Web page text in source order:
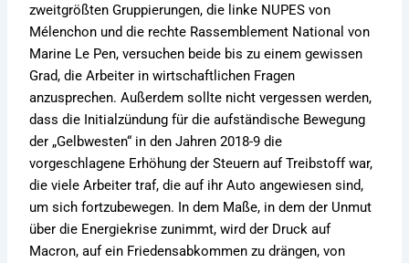
zweitgrößten Gruppierungen, die linke NUPES von
Mélenchon und die rechte Rassemblement National von
Marine Le Pen, versuchen beide bis zu einem gewissen
Grad, die Arbeiter in wirtschaftlichen Fragen
anzusprechen. Außerdem sollte nicht vergessen werden,
dass die Initialzündung für die aufständische Bewegung
der „Gelbwesten“ in den Jahren 2018-9 die
vorgeschlagene Erhöhung der Steuern auf Treibstoff war,
die viele Arbeiter traf, die auf ihr Auto angewiesen sind,
um sich fortzubewegen. In dem Maße, in dem der Unmut
über die Energiekrise zunimmt, wird der Druck auf
Macron, auf ein Friedensabkommen zu drängen, von